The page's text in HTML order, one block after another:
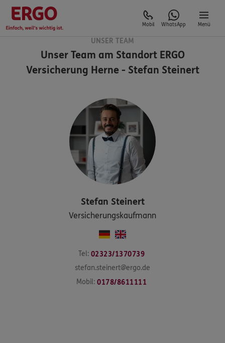
Mobil WhatsApp Menü
UNSER TEAM
Unser Team am StandortERGO
Versicherung Herne - Stefan Steinert
Stefan Steinert
Versicherungskaufmann
Tel: 02323/1370739
stefan.steinert@ergo.de
Mobil: 0178/8611111